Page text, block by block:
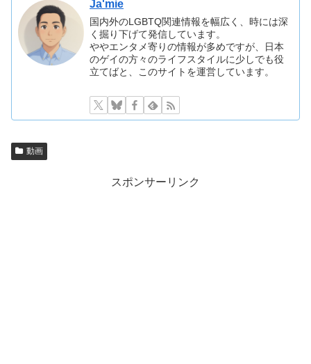
Ja'mie
国内外のLGBTQ関連情報を幅広く、時には深
く掘り下げて発信しています。
ややエンタメ寄りの情報が多めですが、日本
のゲイの方々のライフスタイルに少しでも役
立てばと、このサイトを運営しています。
動画
スポンサーリンク